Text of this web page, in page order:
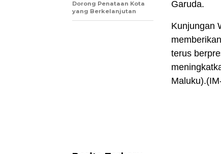
Garuda.
Kunjungan
terus
Dorong Penataan Kota
yang Berkelanjutan